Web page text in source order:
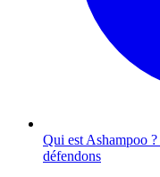
Qui est Ashampoo ?
défendons